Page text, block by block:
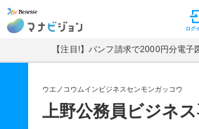
マナビジョン ログ
【注目!】パンフ請求で2000円分電子
ウエノコウムインビジネスセンモンガッコウ
上野公務員ビジネ